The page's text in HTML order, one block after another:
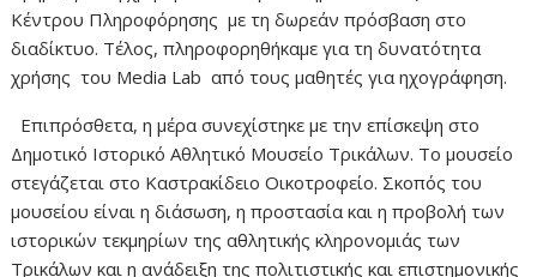
Κέντρου Πληροφόρησης με τη δωρεάν πρόσβαση στο
διαδίκτυο. Τέλος, πληροφορηθήκαμε για τη δυνατότητα
χρήσης του Media Lab από τους μαθητές για ηχογράφηση.
Επιπρόσθετα, η μέρα συνεχίστηκε με την επίσκεψη στο
Δημοτικό Ιστορικό Αθλητικό Μουσείο Τρικάλων. Το μουσείο
στεγάζεται στο Καστρακίδειο Οικοτροφείο. Σκοπός του
μουσείου είναι η διάσωση, η προστασία και η προβολή των
ιστορικών τεκμηρίων της αθλητικής κληρονομιάς των
Τρικάλων και η ανάδειξη της πολιτιστικής και επιστημονικής